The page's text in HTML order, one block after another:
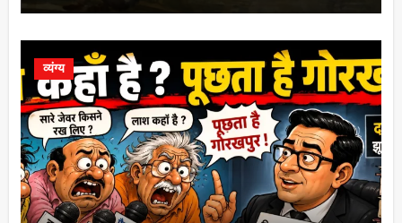
व्यंग्य